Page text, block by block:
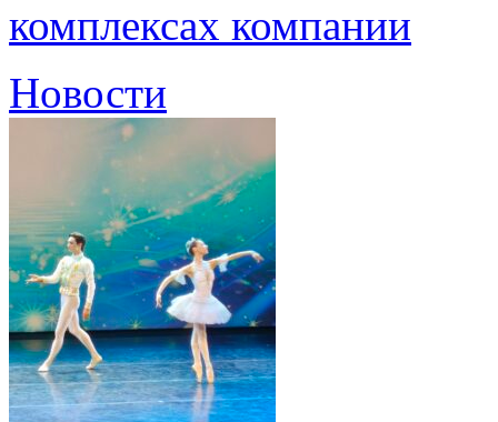
комплексах компании
Новости